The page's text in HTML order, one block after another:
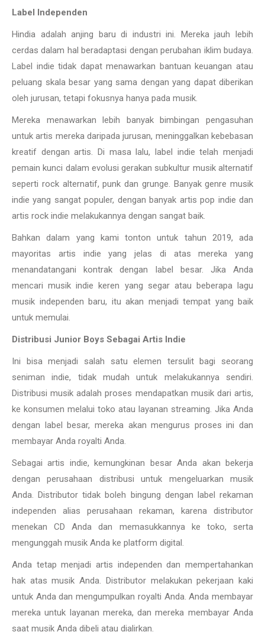
Label Independen
Hindia adalah anjing baru di industri ini. Mereka jauh lebih
cerdas dalam hal beradaptasi dengan perubahan iklim budaya.
Label indie tidak dapat menawarkan bantuan keuangan atau
peluang skala besar yang sama dengan yang dapat diberikan
oleh jurusan, tetapi fokusnya hanya pada musik.
Mereka menawarkan lebih banyak bimbingan pengasuhan
untuk artis mereka daripada jurusan, meninggalkan kebebasan
kreatif dengan artis. Di masa lalu, label indie telah menjadi
pemain kunci dalam evolusi gerakan subkultur musik alternatif
seperti rock alternatif, punk dan grunge. Banyak genre musik
indie yang sangat populer, dengan banyak artis pop indie dan
artis rock indie melakukannya dengan sangat baik.
Bahkan dalam yang kami tonton untuk tahun 2019, ada
mayoritas artis indie yang jelas di atas mereka yang
menandatangani kontrak dengan label besar. Jika Anda
mencari musik indie keren yang segar atau beberapa lagu
musik independen baru, itu akan menjadi tempat yang baik
untuk memulai.
Distribusi Junior Boys Sebagai Artis Indie
Ini bisa menjadi salah satu elemen tersulit bagi seorang
seniman indie, tidak mudah untuk melakukannya sendiri.
Distribusi musik adalah proses mendapatkan musik dari artis,
ke konsumen melalui toko atau layanan streaming. Jika Anda
dengan label besar, mereka akan mengurus proses ini dan
membayar Anda royalti Anda.
Sebagai artis indie, kemungkinan besar Anda akan bekerja
dengan perusahaan distribusi untuk mengeluarkan musik
Anda. Distributor tidak boleh bingung dengan label rekaman
independen alias perusahaan rekaman, karena distributor
menekan CD Anda dan memasukkannya ke toko, serta
mengunggah musik Anda ke platform digital.
Anda tetap menjadi artis independen dan mempertahankan
hak atas musik Anda. Distributor melakukan pekerjaan kaki
untuk Anda dan mengumpulkan royalti Anda. Anda membayar
mereka untuk layanan mereka, dan mereka membayar Anda
saat musik Anda dibeli atau dialirkan.